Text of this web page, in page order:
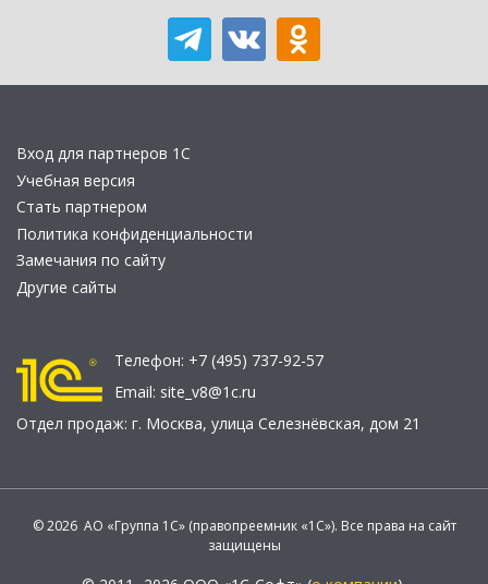
Вход для партнеров 1С
Учебная версия
Стать партнером
Политика конфиденциальности
Замечания по сайту
Другие сайты
Телефон: +7 (495) 737-92-57
Email: site_v8@1c.ru
Отдел продаж: г. Москва, улица Селезнёвская, дом 21
© 2026 АО «Группа 1С» (правопреемник «1С»). Все права на сайт
защищены